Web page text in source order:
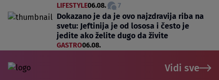
LIFESTYLE06.08. 7
Dokazano je da je ovo najzdravija riba na
svetu: Jeftinija je od lososa i često je
jedite ako želite dugo da živite
GASTRO06.08.
Vidi sve